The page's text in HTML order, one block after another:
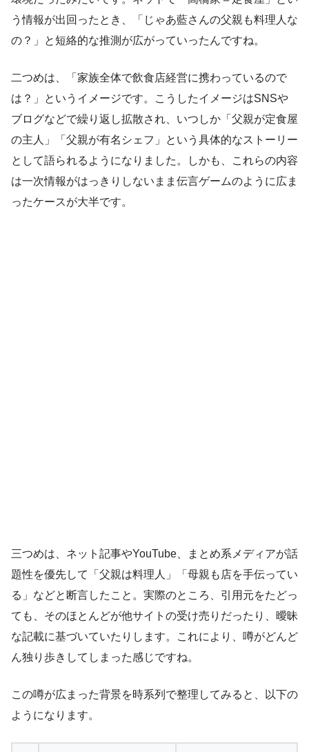
う情報が出回ったとき、「じゃあ藍さんの父親も料理人な
の？」と短絡的な推測が広がっていったんですね。
二つめは、「家族全体で飲食店経営に携わっているので
は？」というイメージです。こうしたイメージはSNSや
ブログなどで繰り返し拡散され、いつしか「父親が定食屋
の主人」「父親が有名シェフ」という具体的なストーリー
として語られるようになりました。しかも、これらの内容
は一次情報がはっきりしないまま伝言ゲームのように広ま
ったケースが大半です。
三つめは、ネット記事やYouTube、まとめ系メディアが話
題性を優先して「父親は料理人」「母親も店を手伝ってい
る」などと断言したこと。実際のところ、引用元をたどっ
ても、そのほとんどが他サイトの受け売りだったり、曖昧
な記載に基づいていたりします。これにより、噂がどんど
ん独り歩きしてしまった感じですね。
この噂が広まった背景を時系列で整理してみると、以下の
ようになります。